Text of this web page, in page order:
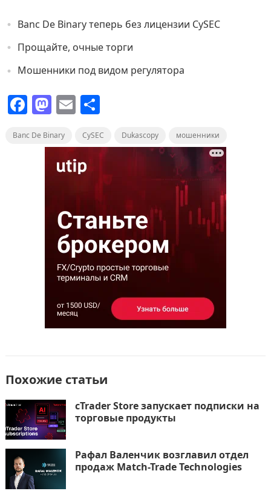
Banc De Binary теперь без лицензии CySEC
Прощайте, очные торги
Мошенники под видом регулятора
F
c
M
st
o
n
E
ai
l
О
п
р
а
в
и
т
ь
Banc De Binary CySEC Dukascopy мошенники
Похожие статьи
cTrader Store запускает подписки на
торговые продукты
Рафал Валенчик возглавил отдел
продаж Match-Trade Technologies